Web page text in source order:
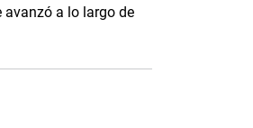
a lo largo de